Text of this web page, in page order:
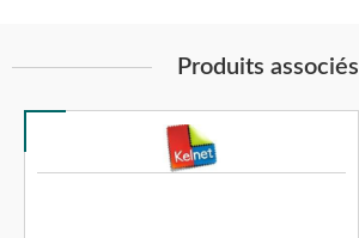
Produits associés